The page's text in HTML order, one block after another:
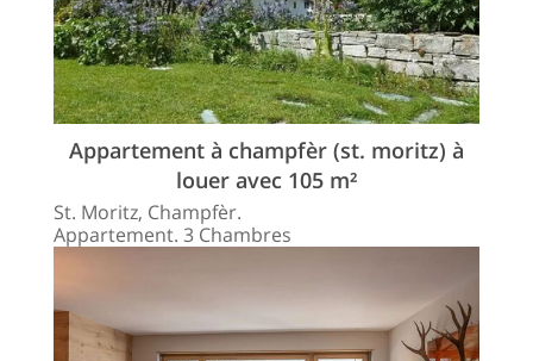
Appartement à champfèr (st. moritz) à
louer avec 105 m²
St. Moritz, Champfèr.
Appartement. 3 Chambres